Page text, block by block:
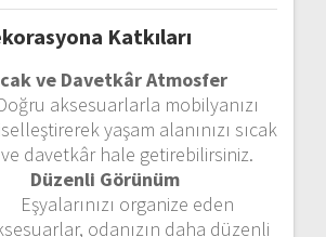
Katkıları
ve Davetkâr Atmosfer
aksesuarlarla mobilyanızı
yaşam alanınızı sıcak
ve davetkâr hale getirebilirsiniz.
Düzenli Görünüm
Eşyalarınızı organize eden
odanızın daha düzenli